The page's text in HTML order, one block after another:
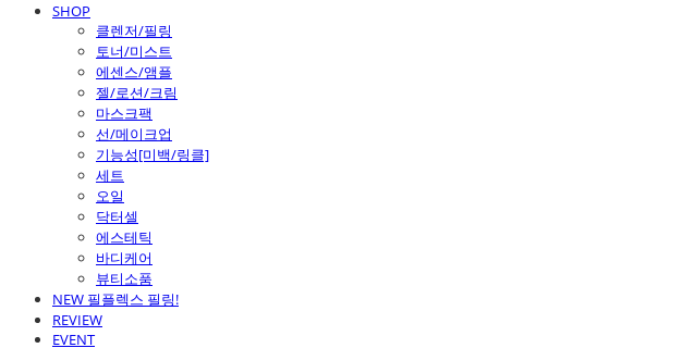
SHOP
클렌저/필링
토너/미스트
에센스/앰플
젤/로션/크림
마스크팩
선/메이크업
기능성[미백/링클]
세트
오일
닥터셀
에스테틱
바디케어
뷰티소품
NEW 필플렉스 필링!
REVIEW
EVENT